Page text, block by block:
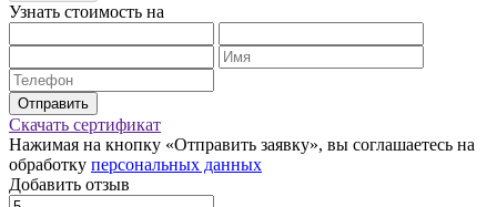
Узнать стоимость на
Отправить
Скачать сертификат
Нажимая на кнопку «Отправить заявку», вы соглашаетесь на
обработку персональных данных
Добавить отзыв